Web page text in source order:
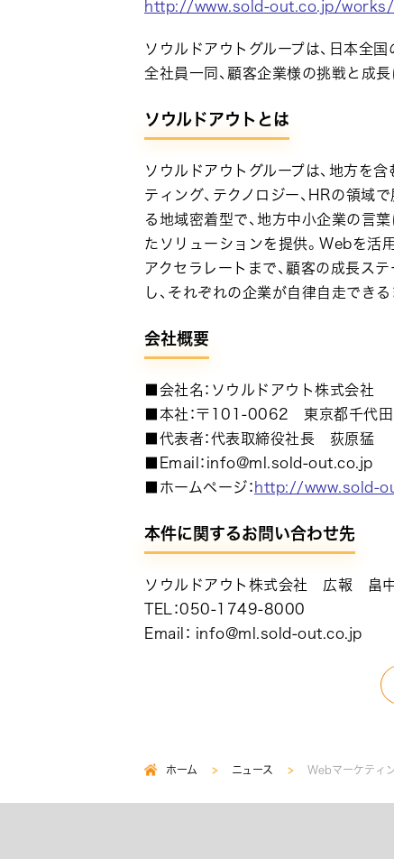
http://www.sold-out.co.jp/
ソウルドアウトグループは、日本全
全社員一同、顧客企業様の挑戦と成
ソウルドアウトとは
ソウルドアウトグループは、地方を
ティング、テクノロジー、HRの領域
る地域密着型で、地方中小企業の言
たソリューションを提供。Webを活
アクセラレートまで、顧客の成長ス
し、それぞれの企業が自律自走でき
会社概要
■会社名：ソウルドアウト株式会社
■本社：〒101-0062 東京都千代田
■代表者：代表取締役社長 荻原猛
■Email：info@ml.sold-out.co.jp
■ホームページ：http://www.sold-
本件に関するお問い合わせ先
ソウルドアウト株式会社 広報 畠中
TEL：050-1749-8000
Email： info@ml.sold-out.co.jp
パ
ン
ホーム ニュース Webマーケティ